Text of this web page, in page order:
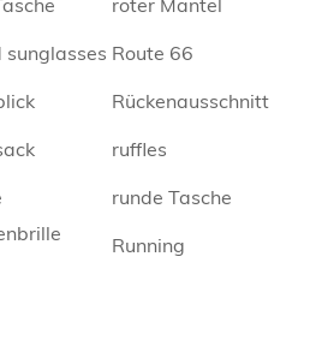
sunglasses Route 66
Rückenausschnitt
ruffles
runde Tasche
Running